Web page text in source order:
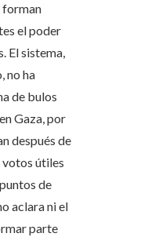
forman
el poder
El sistema,
no ha
de bulos
Gaza, por
después de
útiles
de
aclara ni el
parte